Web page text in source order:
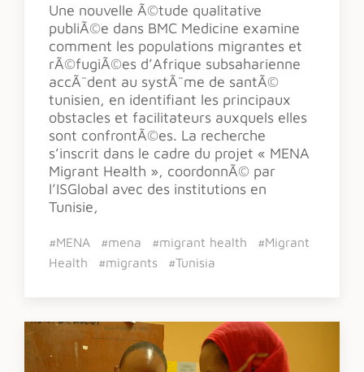
Une nouvelle Ã©tude qualitative
publiÃ©e dans BMC Medicine examine
comment les populations migrantes et
rÃ©fugiÃ©es d’Afrique subsaharienne
accÃ¨dent au systÃ¨me de santÃ©
tunisien, en identifiant les principaux
obstacles et facilitateurs auxquels elles
sont confrontÃ©es. La recherche
s’inscrit dans le cadre du projet « MENA
Migrant Health », coordonnÃ© par
l’ISGlobal avec des institutions en
Tunisie,
#MENA #mena #migrant health
#Migrant
Health
#migrants #Tunisia